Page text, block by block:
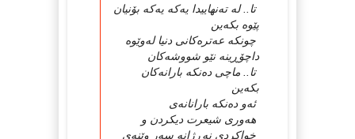
تا.. لە تەنهاییدا یەكە یەكە بۆنیان
پێوە بكەین
چونكە عەترەكانی دنیا لەوێوە
داچۆڕینە نێو شووشەكان
تا.. ماچی دەنكە بارانەكان
بكەین
ئەو دەنكە بارانانەی
هەوری شیعرت دیكردن و
خواكردی نەڕژانە سەر وێنەی